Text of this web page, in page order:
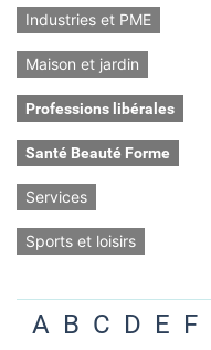
Industries et PME
Maison et jardin
Professions libérales
Santé Beauté Forme
Services
Sports et loisirs
A B C D E F